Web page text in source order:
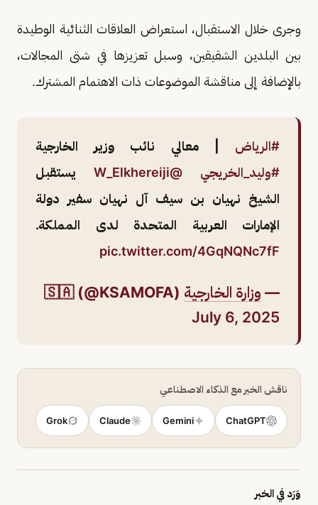
وجرى خلال الاستقبال، استعراض العلاقات الثنائية الوطيدة
بين البلدين الشقيقين، وسبل تعزيزها في شتى المجالات،
بالإضافة إلى مناقشة الموضوعات ذات الاهتمام المشترك.
#الرياض | معالي نائب وزير الخارجية
#وليد_الخريجي
@W_Elkhereiji
يستقبل
الشيخ نهيان بن سيف آل نهيان سفير دولة
الإمارات العربية المتحدة لدى المملكة.
pic.twitter.com/4GqNQNc7fF
— وزارة الخارجية
July 6, 2025
ناقش الخبر مع الذكاء الاصطناعي
ChatGPT
Gemini
Claude
Grok
وَرَد في الخبر